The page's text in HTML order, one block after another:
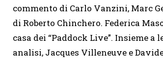
commento di Carlo Vanzini, Marc
di Roberto Chinchero. Federica
casa dei “Paddock Live”. Insieme a
analisi, Jacques Villeneuve e